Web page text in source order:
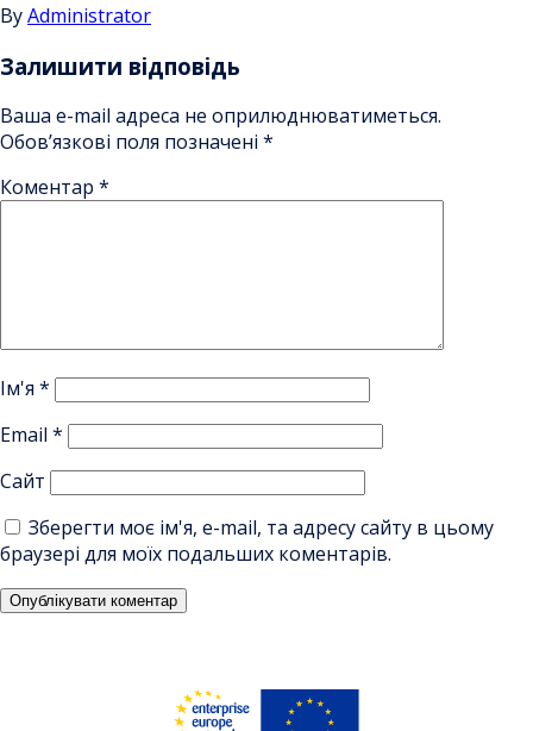
ByAdministrator
Залишити відповідь
Ваша e-mail адреса не оприлюднюватиметься.
Обов’язкові поля позначені *
Коментар *
Ім'я *
Email *
Сайт
Зберегти моє ім'я, e-mail, та адресу сайту в цьому
браузері для моїх подальших коментарів.